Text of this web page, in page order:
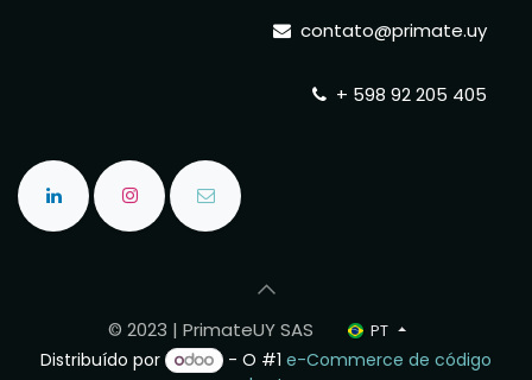
contato@primate.uy
+ 598 92 205 405
© 2023 | PrimateUY SAS PT
Distribuído por - O #1 e-Commerce de código